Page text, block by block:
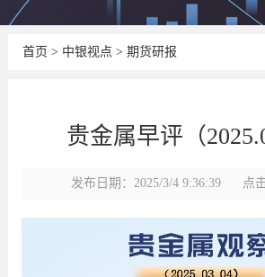
首页 > 中银视点 > 期货研报
贵金属早评（
发布日期：2025/3/4 9:36:39 点